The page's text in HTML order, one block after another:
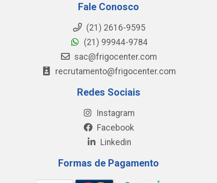
Fale Conosco
(21) 2616-9595
(21) 99944-9784
sac@frigocenter.com
recrutamento@frigocenter.com
Redes Sociais
Instagram
Facebook
Linkedin
Formas de Pagamento